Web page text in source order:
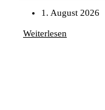
1. August 2026
Weiterlesen